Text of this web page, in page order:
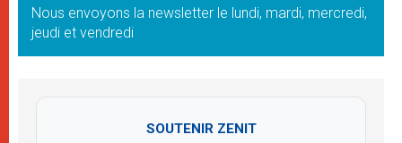
Nous envoyons la newsletter le lundi, mardi, mercredi,
jeudi et vendredi
SOUTENIR ZENIT